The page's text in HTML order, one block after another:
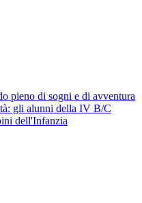
pieno di sogni e di avventura
gli alunni della IV B/C
dell'Infanzia